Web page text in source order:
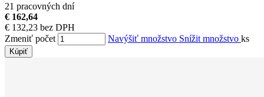
21 pracovných dní
€ 162,64
€ 132,23 bez DPH
Zmeniť počet
Navýšiť množstvo Snížit množstvo ks
Kúpiť